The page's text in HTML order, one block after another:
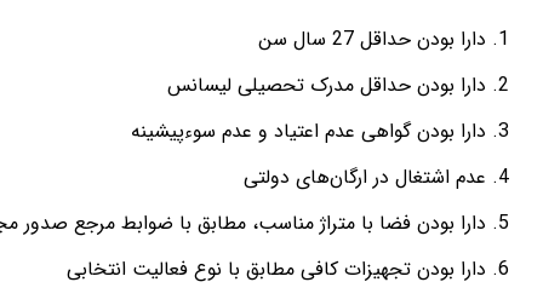
دارا بودن حداقل 27 سال سن
دارا بودن حداقل مدرک تحصیلی لیسانس
دارا بودن گواهی عدم اعتیاد و عدم سوءپیشینه
عدم اشتغال در ارگان‌های دولتی
دارا بودن فضا با متراژ مناسب، مطابق با ضوابط مرجع صدور
دارا بودن تجهیزات کافی مطابق با نوع فعالیت انتخابی